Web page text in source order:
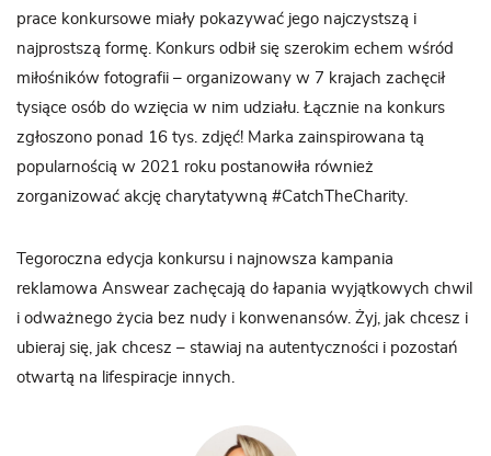
prace konkursowe miały pokazywać jego najczystszą i
najprostszą formę. Konkurs odbił się szerokim echem wśród
miłośników fotografii – organizowany w 7 krajach zachęcił
tysiące osób do wzięcia w nim udziału. Łącznie na konkurs
zgłoszono ponad 16 tys. zdjęć! Marka zainspirowana tą
popularnością w 2021 roku postanowiła również
zorganizować akcję charytatywną #CatchTheCharity.
Tegoroczna edycja konkursu i najnowsza kampania
reklamowa Answear zachęcają do łapania wyjątkowych chwil
i odważnego życia bez nudy i konwenansów. Żyj, jak chcesz i
ubieraj się, jak chcesz – stawiaj na autentyczności i pozostań
otwartą na lifespiracje innych.